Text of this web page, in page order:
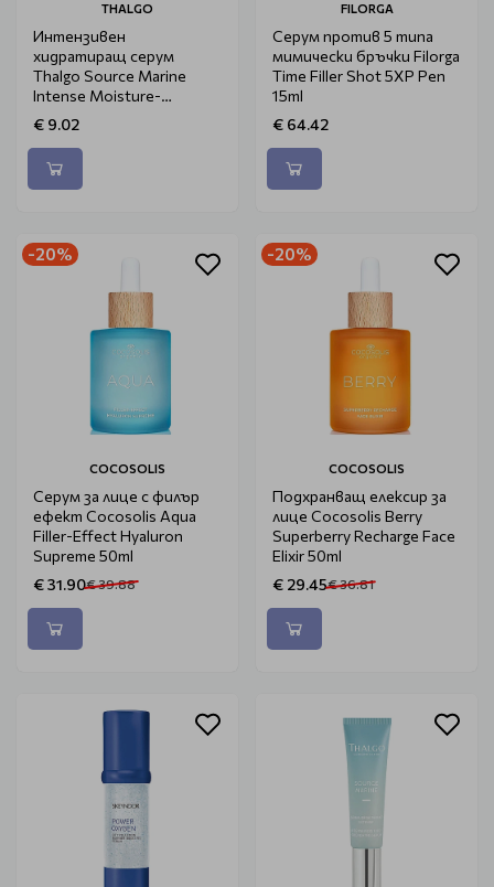
THALGO
Интензивен
хидратиращ серум
Thalgo Source Marine
Intense Moisture-
Quenching Serum 10ml
€ 9.02
FILORGA
Серум против 5 типа
мимически бръчки Filorga
Time Filler Shot 5XP Pen
15ml
€ 64.42
-20%
COCOSOLIS
Серум за лице с филър
ефект Cocosolis Aqua
Filler-Effect Hyaluron
Supreme 50ml
€ 31.90€ 39.88
-20%
COCOSOLIS
Подхранващ елексир за
лице Cocosolis Berry
Superberry Recharge Face
Elixir 50ml
€ 29.45€ 36.81